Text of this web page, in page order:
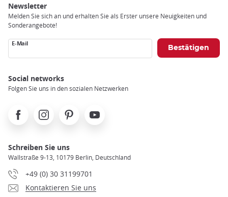
Newsletter
Melden Sie sich an und erhalten Sie als Erster unsere Neuigkeiten und
Sonderangebote!
E-Mail
Social networks
Folgen Sie uns in den sozialen Netzwerken
FacebookInstagramPinterest Youtube
Schreiben Sie uns
Wallstraße 9-13, 10179 Berlin, Deutschland
+49 (0) 30 31199701
Kontaktieren Sie uns